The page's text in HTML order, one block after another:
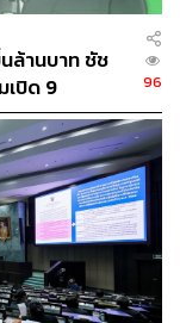
ล้านบาท ชัช
ปิด 9
96